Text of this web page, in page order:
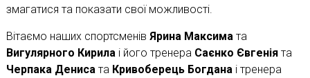
змагатися та показати свої можливості.
Вітаємо наших спортсменів Ярина Максима та
Вигулярного Кирила і його тренера Саєнко Євгеніята
Черпака Дениса та Кривоберець Богдана і тренера